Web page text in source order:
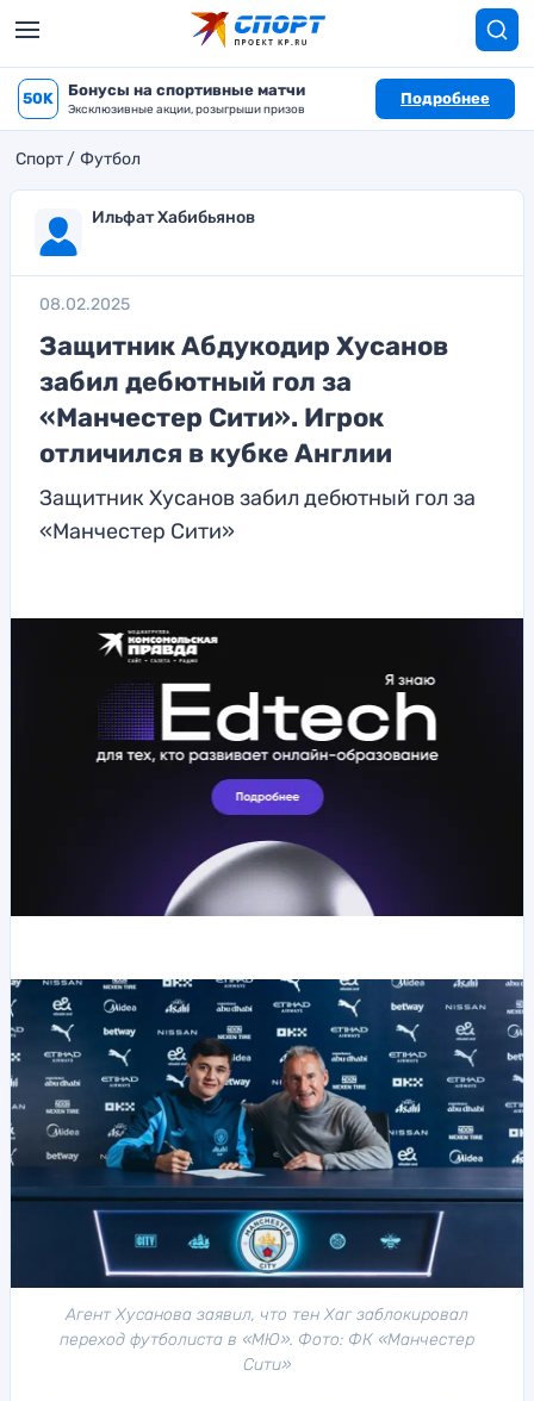
50K Бонусы на спортивные матчи
Эксклюзивные акции, розыгрыши призов
Подробнее
Спорт Футбол
Ильфат Хабибьянов
08.02.2025
Защитник Абдукодир Хусанов
забил дебютный гол за
«Манчестер Сити». Игрок
отличился в кубке Англии
Защитник Хусанов забил дебютный гол за
«Манчестер Сити»
Агент Хусанова заявил, что тен Хаг заблокировал
переход футболиста в «МЮ». Фото: ФК «Манчестер
Сити»